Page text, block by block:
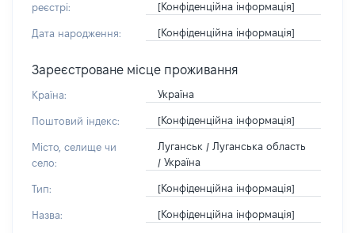
реєстрі:
[Конфіденційна інформація]
Дата народження: [Конфіденційна інформація]
Зареєстроване місце проживання
Країна: Україна
Поштовий індекс: [Конфіденційна інформація]
Місто, селище чи
село:
Луганськ / Луганська область
/ Україна
Тип: [Конфіденційна інформація]
Назва: [Конфіденційна інформація]